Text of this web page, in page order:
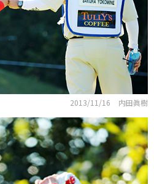
2013/11/16 内田眞樹